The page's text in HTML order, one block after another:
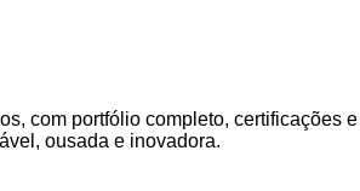
com portfólio completo, certificações
ousada e inovadora.